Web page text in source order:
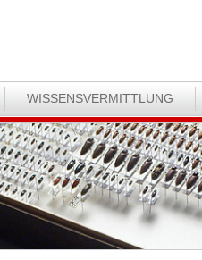
WISSENSVERMITTLUNG